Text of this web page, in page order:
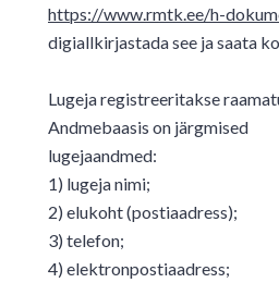
https://www.rmtk.ee/h-
digiallkirjastada see ja saata
Lugeja registreeritakse
Andmebaasis on järgmised
lugejaandmed:
1) lugeja nimi;
2) elukoht (postiaadress);
3) telefon;
4) elektronpostiaadress;